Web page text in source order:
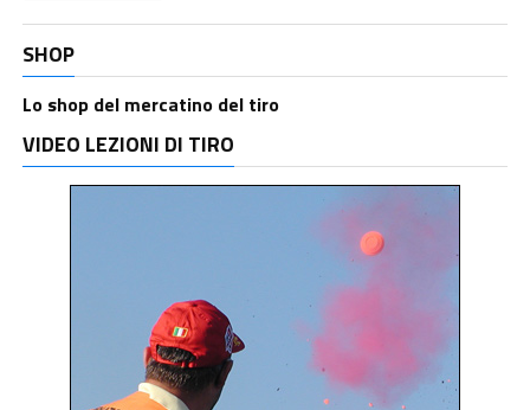
SHOP
Lo shop del mercatino del tiro
VIDEO LEZIONI DI TIRO